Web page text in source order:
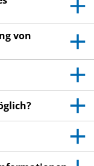
oder Ihrem Kind
es nicht an
wenden Sie
Kind
Siehe Abschnitt
von